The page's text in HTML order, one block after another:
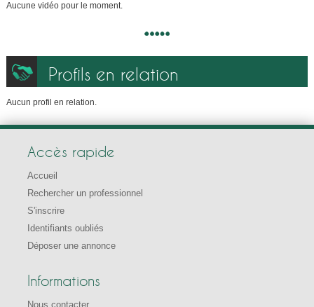
Aucune vidéo pour le moment.
Profils en relation
Aucun profil en relation.
Accès rapide
Accueil
Rechercher un professionnel
S'inscrire
Identifiants oubliés
Déposer une annonce
Informations
Nous contacter